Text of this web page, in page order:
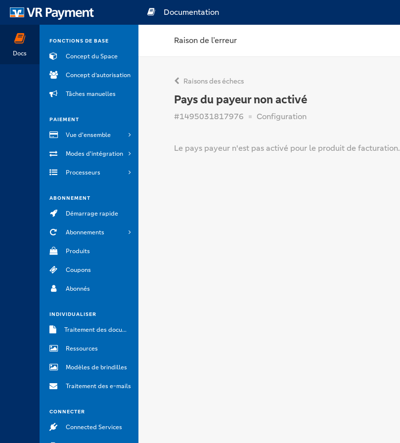
Docs
FONCTIONS DE BASE
Concept du Space
Concept d’autorisation
Tâches manuelles
PAIEMENT
Vue d'ensemble
Modes d'intégration
Processeurs
ABONNEMENT
Démarrage rapide
Abonnements
Produits
Coupons
Abonnés
INDIVIDUALISER
Traitement des documents
Ressources
Modèles de brindilles
Traitement des e-mails
CONNECTER
Connected Services
Documentation
Raison de l’erreur
Raisons des échecs
Pays du payeur non activé
#1495031817976 Configuration
Le pays payeur n'est pas activé pour le produit de facturation.